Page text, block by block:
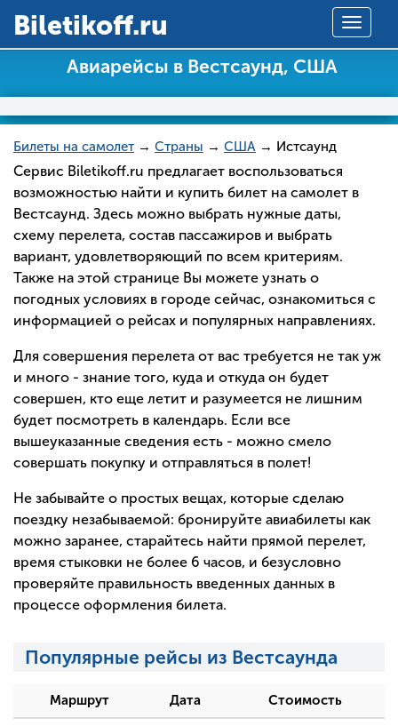
Toggle
Вiletikoff.ru
Авиарейсы в Вестсаунд, США
Билеты на самолет → Страны → США → Истсаунд
Сервис Biletikoff.ru предлагает воспользоваться
возможностью найти и купить билет на самолет в
Вестсаунд. Здесь можно выбрать нужные даты,
схему перелета, состав пассажиров и выбрать
вариант, удовлетворяющий по всем критериям.
Также на этой странице Вы можете узнать о
погодных условиях в городе сейчас, ознакомиться с
информацией о рейсах и популярных направлениях.
Для совершения перелета от вас требуется не так уж
и много - знание того, куда и откуда он будет
совершен, кто еще летит и разумеется не лишним
будет посмотреть в календарь. Если все
вышеуказанные сведения есть - можно смело
совершать покупку и отправляться в полет!
Не забывайте о простых вещах, которые сделаю
поездку незабываемой: бронируйте авиабилеты как
можно заранее, старайтесь найти прямой перелет,
время стыковки не более 6 часов, и безусловно
проверяйте правильность введенных данных в
процессе оформления билета.
Популярные рейсы из Вестсаунда
Маршрут Дата Стоимость